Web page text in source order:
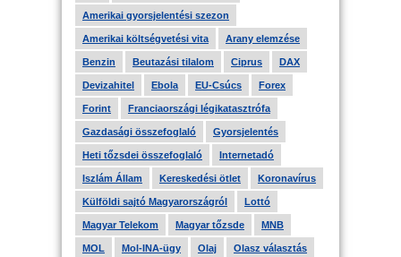
Amerikai gyorsjelentési szezon
Amerikai költségvetési vita Arany elemzése
Benzin Beutazási tilalom Ciprus DAX
Devizahitel Ebola EU-Csúcs Forex
Forint Franciaországi légikatasztrófa
Gazdasági összefoglaló Gyorsjelentés
Heti tőzsdei összefoglaló Internetadó
Iszlám Állam Kereskedési ötlet Koronavírus
Külföldi sajtó Magyarországról Lottó
Magyar Telekom Magyar tőzsde MNB
MOL Mol-INA-ügy Olaj Olasz választás